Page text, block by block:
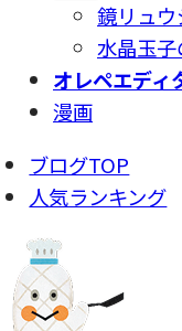
鏡リュ
水晶玉
オレペエディ
漫画
ブログTOP
人気ランキング